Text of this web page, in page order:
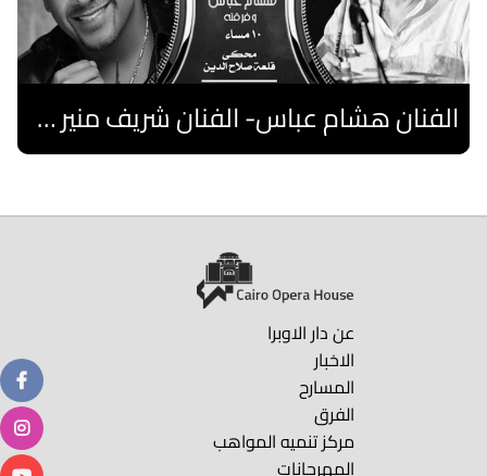
الفنان هشام عباس- الفنان شريف منير "نوستالجيا"- فرقة فلسطين
عن دار الاوبرا
الاخبار
المسارح
الفرق
مركز تنميه المواهب
المهرجانات